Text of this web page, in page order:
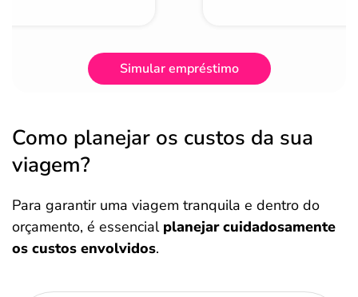
Simular empréstimo
Como planejar os custos da sua
viagem?
Para garantir uma viagem tranquila e dentro do
orçamento, é essencial planejar cuidadosamente
os custos envolvidos.